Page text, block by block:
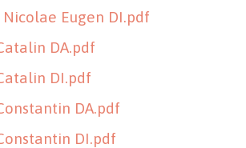
Eugen DI.pdf
DA.pdf
DI.pdf
DA.pdf
DI.pdf